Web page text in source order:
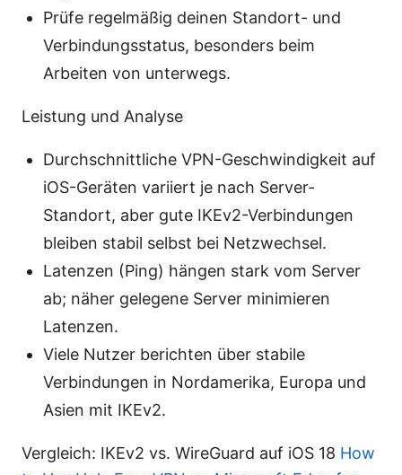
Prüfe regelmäßig deinen Standort- und
Verbindungsstatus, besonders beim
Arbeiten von unterwegs.
Leistung und Analyse
Durchschnittliche VPN-Geschwindigkeit auf
iOS-Geräten variiert je nach Server-
Standort, aber gute IKEv2-Verbindungen
bleiben stabil selbst bei Netzwechsel.
Latenzen (Ping) hängen stark vom Server
ab; näher gelegene Server minimieren
Latenzen.
Viele Nutzer berichten über stabile
Verbindungen in Nordamerika, Europa und
Asien mit IKEv2.
Vergleich: IKEv2 vs. WireGuard auf iOS 18 How